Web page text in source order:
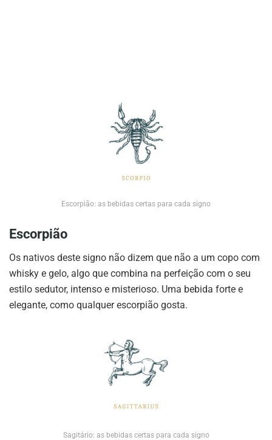
Escorpião: as bebidas certas para cada signo
Escorpião
Os nativos deste signo não dizem que não a um copo com
whisky e gelo, algo que combina na perfeição com o seu
estilo sedutor, intenso e misterioso. Uma bebida forte e
elegante, como qualquer escorpião gosta.
Sagitário: as bebidas certas para cada signo